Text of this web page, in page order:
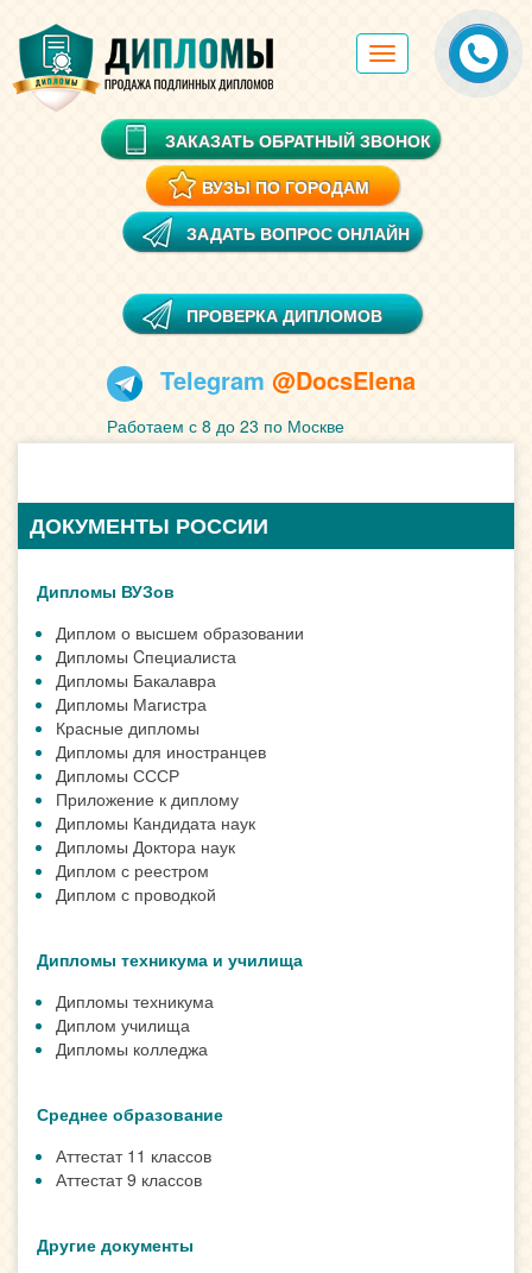
Toggle
navigation
ЗАКАЗАТЬ ОБРАТНЫЙ ЗВОНОК
ВУЗЫ ПО ГОРОДАМ
ЗАДАТЬ ВОПРОС ОНЛАЙН
ПРОВЕРКА ДИПЛОМОВ
Telegram @DocsElena
Работаем с 8 до 23 по Москве
ДОКУМЕНТЫ РОССИИ
Дипломы ВУЗов
Диплом о высшем образовании
Дипломы Cпециалиста
Дипломы Бакалавра
Дипломы Магистра
Красные дипломы
Дипломы для иностранцев
Дипломы СССР
Приложение к диплому
Дипломы Кандидата наук
Дипломы Доктора наук
Диплом с реестром
Диплом с проводкой
Дипломы техникума и училища
Дипломы техникума
Диплом училища
Дипломы колледжа
Среднее образование
Аттестат 11 классов
Аттестат 9 классов
Другие документы